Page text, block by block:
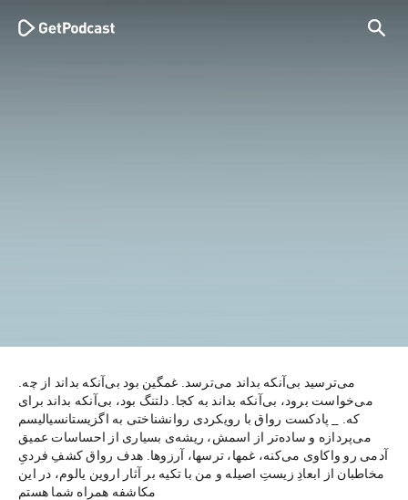
می‌ترسید بی‌آنکه بداند می‌ترسد. غمگین بود بی‌آنکه بداند از چه.
می‌خواست برود، بی‌آنکه بداند به کجا. دلتنگ بود، بی‌آنکه بداند برای
که. _ پادکست رواق با رویکردی روانشناختی به اگزیستانسیالیسم
می‌پردازه و ساده‌تر از اسمش، ریشه‌ی بسیاری از احساسات عمیق
آدمی رو واکاوی می‌کنه، غمها، ترسها، آرزوها. هدف رواق کشفِ فردیِ
مخاطبان از ابعادِ زیستِ اصیله و من با تکیه بر آثار اروین یالوم، در این
مکاشفه همراه شما هستم